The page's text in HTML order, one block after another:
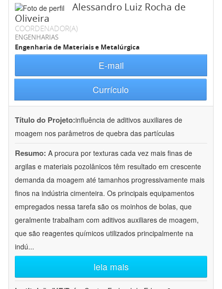
Alessandro Luiz Rocha de
Oliveira
COORDENADOR(A)
ENGENHARIAS
Engenharia de Materiais e Metalúrgica
E-mail
Currículo
Título do Projeto:influência de aditivos auxiliares de
moagem nos parâmetros de quebra das partículas
Resumo: A procura por texturas cada vez mais finas de
argilas e materiais pozolânicos têm resultado em crescente
demanda da moagem até tamanhos progressivamente mais
finos na indústria cimenteira. Os principais equipamentos
empregados nessa tarefa são os moinhos de bolas, que
geralmente trabalham com aditivos auxiliares de moagem,
que são reagentes químicos utilizados principalmente na
indú...
leia mais